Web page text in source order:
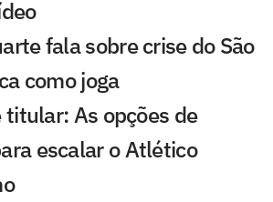
fala sobre crise do São
como joga
titular: As opções de
escalar o Atlético